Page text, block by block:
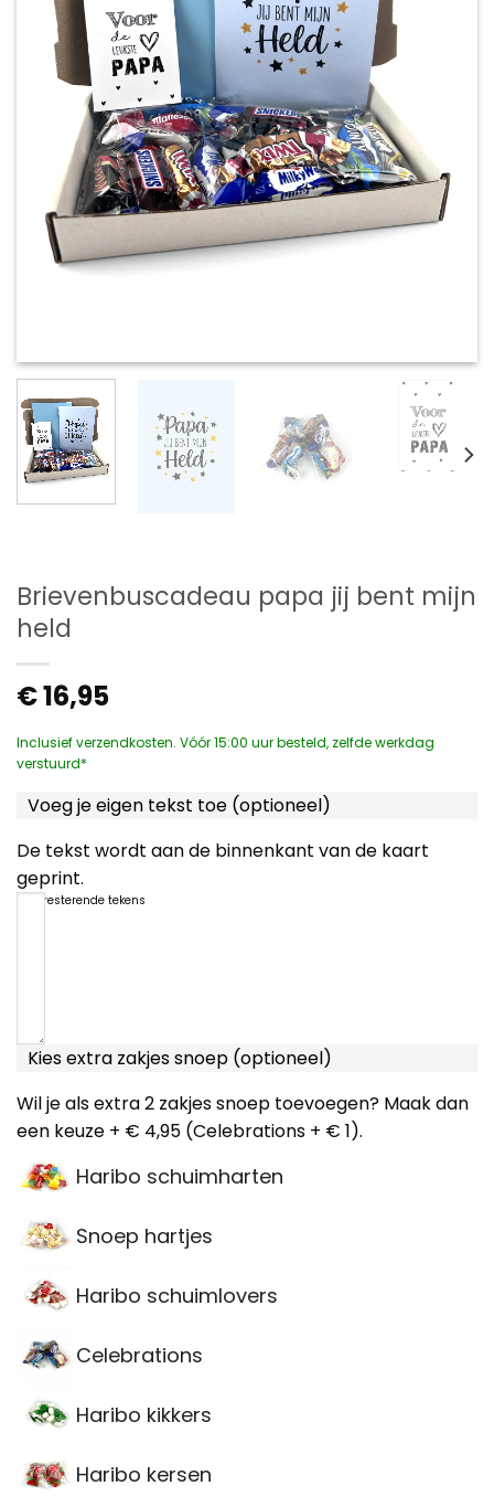
Brievenbuscadeau papa jij bent mijn
held
€16,95
Inclusief verzendkosten. Vóór 15:00 uur besteld, zelfde werkdag
verstuurd*
Voeg je eigen tekst toe (optioneel)
De tekst wordt aan de binnenkant van de kaart
geprint.
resterende tekens
Kies extra zakjes snoep (optioneel)
Wil je als extra 2 zakjes snoep toevoegen? Maak dan
een keuze + € 4,95 (Celebrations + € 1).
Haribo schuimharten
Snoep hartjes
Haribo schuimlovers
Celebrations
Haribo kikkers
Haribo kersen